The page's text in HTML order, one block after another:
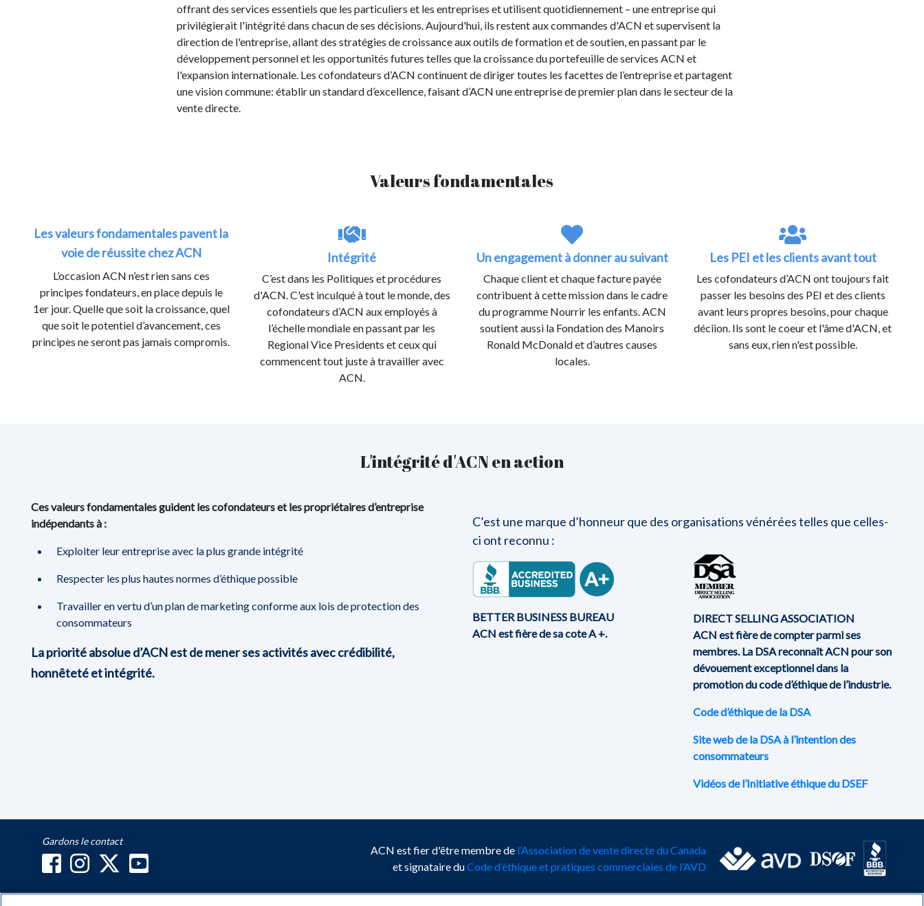
offrant des services essentiels que les particuliers et les entreprises et utilisent quotidiennement – une entreprise qui
privilégierait l'intégrité dans chacun de ses décisions. Aujourd'hui, ils restent aux commandes d'ACN et supervisent la
direction de l'entreprise, allant des stratégies de croissance aux outils de formation et de soutien, en passant par le
développement personnel et les opportunités futures telles que la croissance du portefeuille de services ACN et
l'expansion internationale. Les cofondateurs d’ACN continuent de diriger toutes les facettes de l’entreprise et partagent
une vision commune: établir un standard d’excellence, faisant d’ACN une entreprise de premier plan dans le secteur de la
vente directe.
Valeurs fondamentales
Les valeurs fondamentales pavent la
voie de réussite chez ACN
L’occasion ACN n’est rien sans ces
principes fondateurs, en place depuis le
1er jour. Quelle que soit la croissance, quel
que soit le potentiel d’avancement, ces
principes ne seront pas jamais compromis.
Intégrité
C’est dans les Politiques et procédures
d'ACN. C'est inculqué à tout le monde, des
cofondateurs d’ACN aux employés à
l’échelle mondiale en passant par les
Regional Vice Presidents et ceux qui
commencent tout juste à travailler avec
ACN.
Un engagement à donner au suivant
Chaque client et chaque facture payée
contribuent à cette mission dans le cadre
du programme Nourrir les enfants. ACN
soutient aussi la Fondation des Manoirs
Ronald McDonald et d’autres causes
locales.
Les PEI et les clients avant tout
Les cofondateurs d’ACN ont toujours fait
passer les besoins des PEI et des clients
avant leurs propres besoins, pour chaque
déciion. Ils sont le coeur et l'âme d'ACN, et
sans eux, rien n'est possible.
L'intégrité d'ACN en action
Ces valeurs fondamentales guident les cofondateurs et les propriétaires d’entreprise
indépendants à :
Exploiter leur entreprise avec la plus grande intégrité
Respecter les plus hautes normes d’éthique possible
Travailler en vertu d’un plan de marketing conforme aux lois de protection des
consommateurs
La priorité absolue d’ACN est de mener ses activités avec crédibilité,
honnêteté et intégrité.
C’est une marque d’honneur que des organisations vénérées telles que celles-
ci ont reconnu :
BETTER BUSINESS BUREAU
ACN est fière de sa cote A +.
DIRECT SELLING ASSOCIATION
ACN est fière de compter parmi ses
membres. La DSA reconnaît ACN pour son
dévouement exceptionnel dans la
promotion du code d’éthique de l’industrie.
Code d’éthique de la DSA
Site web de la DSA à l’intention des
consommateurs
Vidéos de l’Initiative éthique du DSEF
Gardons le contact
ACN est fier d'être membre de l’Association de vente directe du Canada
et signataire duCode d’éthique et pratiques commerciales de l’AVD